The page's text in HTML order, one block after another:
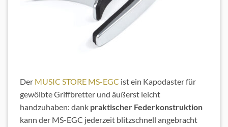
Der MUSIC STORE MS-EGC ist ein Kapodaster für
gewölbte Griffbretter und äußerst leicht
handzuhaben: dank praktischer Federkonstruktion
kann der MS-EGC jederzeit blitzschnell angebracht